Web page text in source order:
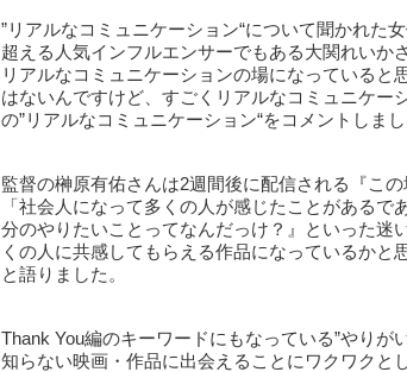
”リアルなコミュニケーション“について聞かれた
超える人気インフルエンサーでもある大関れいか
リアルなコミュニケーションの場になっている
はないんですけど、すごくリアルなコミュニケー
の”リアルなコミュニケーション“をコメントしまし
監督の榊原有佑さんは2週間後に配信される『こ
「社会人になって多くの人が感じたことがある
分のやりたいことってなんだっけ？』といった迷
くの人に共感してもらえる作品になっているかと
と語りました。
Thank You編のキーワードにもなっている”やり
知らない映画・作品に出会えることにワクワクと